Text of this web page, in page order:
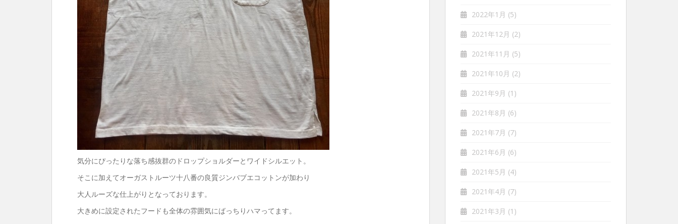
気分にぴったりな落ち感抜群のドロップショルダーとワイドシルエット。
そこに加えてオーガストルーツ十八番の良質ジンバブエコットンが加わり
大人ルーズな仕上がりとなっております。
大きめに設定されたフードも全体の雰囲気にばっちりハマってます。
2022年1月 (5)
2021年12月 (2)
2021年11月 (5)
2021年10月 (2)
2021年9月 (1)
2021年8月 (6)
2021年7月 (7)
2021年6月 (6)
2021年5月 (4)
2021年4月 (7)
2021年3月 (1)